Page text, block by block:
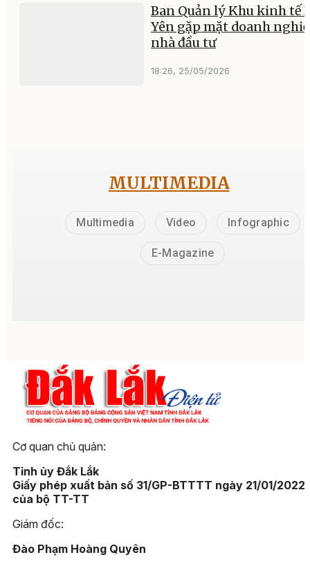
Ban Quản lý Khu kinh tế
Yên gặp mặt doanh
nhà đầu tư
18:26, 25/05/2026
MULTIMEDIA
Multimedia Video Infographic
E-Magazine
Cơ quan chủ quản:
Tỉnh ủy Đắk Lắk
Giấy phép xuất bản số 31/GP-BTTTT ngày 21/01/2022
của bộ TT-TT
Giám đốc:
Đào Phạm Hoàng Quyên